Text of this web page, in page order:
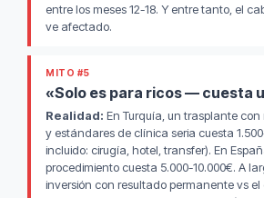
entre los meses 12-18. Y entre tanto, el
ve afectado.
MITO #5
«Solo es para ricos — cuesta
Realidad: En Turquía, un trasplante
y estándares de clínica seria cuesta
incluido: cirugía, hotel, transfer). En
procedimiento cuesta 5.000-10.000€. A
inversión con resultado permanente vs